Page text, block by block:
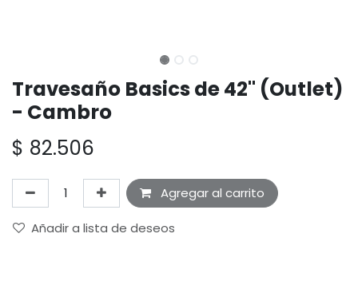
Travesaño Basics de 42" (Outlet)
- Cambro
$ 82.506
Agregar al carrito
Añadir a lista de deseos